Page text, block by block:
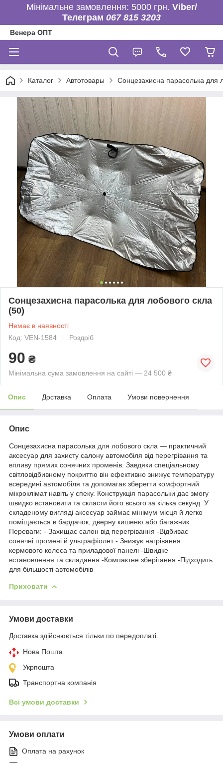
Мінімальне замовлення: 5000 грн. Viber/
Телеграм 067 815 3203
Венера ОПТ
Каталог Автотовары Сонцезахисна парасолька для
Сонцезахисна парасолька для лобового скла
(50)
Немає в наявності
Код: VEN-1584
Роздріб
90 ₴
Мінімальна сума замовлення на сайті — 24 500 ₴
Опис Доставка Оплата Умови повернення
Опис
Сонцезахисна парасолька для лобового скла — практичний
аксесуар для захисту салону автомобіля від перегрівання та
впливу прямих сонячних променів. Завдяки спеціальному
світловідбивному покриттю він ефективно знижує температуру
всередині автомобіля та допомагає зберегти комфортний
мікроклімат навіть у спеку. Конструкція парасольки дає змогу
швидко встановити та скласти його всього за кілька секунд. У
складеному вигляді аксесуар займає мінімум місця й легко
поміщається в бардачок, дверну кишеню або багажник.
Переваги: - Захищає салон від перегрівання -Відбиває
сонячні промені й ультрафіолет - Знижує нагрівання
кермового колеса та приладової панелі -Швидке
встановлення та складання -Компактне зберігання -Підходить
для більшості автомобілів
Приховати
Умови доставки
Доставка здійснюється тільки по передоплаті.
Нова Пошта
Укрпошта
Транспортна компанія
Всі умови доставки
Умови оплати
Оплата на рахунок